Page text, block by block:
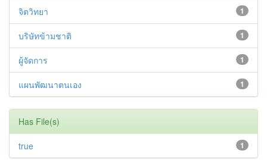
1
จิตวิทยา
1
บริษัทข้ามชาติ
1
ผู้จัดการ
1
แผนพัฒนาตนเอง
Has File(s)
1
true